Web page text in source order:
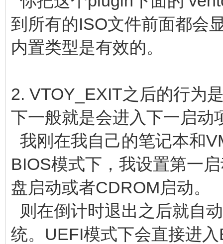
到所有的ISO文件前面都会
内置类型是有效的。
2. VTOY_EXIT之后的行为
下一般就是会进入下一启动
我刚在我自己的笔记本和
BIOS模式下，我设置第一
盘启动或者CDROM启动。
则在倒计时退出之后就自
统。UEFI模式下会直接进